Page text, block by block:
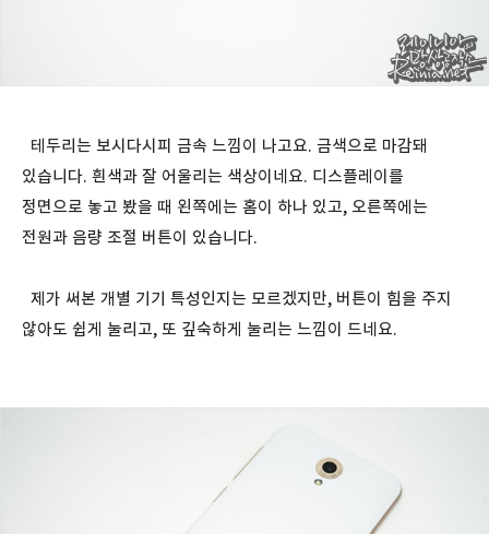
테두리는 보시다시피 금속 느낌이 나고요. 금색으로 마감돼
있습니다. 흰색과 잘 어울리는 색상이네요. 디스플레이를
정면으로 놓고 봤을 때 왼쪽에는 홈이 하나 있고, 오른쪽에는
전원과 음량 조절 버튼이 있습니다.
제가 써본 개별 기기 특성인지는 모르겠지만, 버튼이 힘을 주지
않아도 쉽게 눌리고, 또 깊숙하게 눌리는 느낌이 드네요.